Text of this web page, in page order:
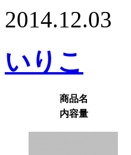
2014.12.03
いりこ
商品名
内容量